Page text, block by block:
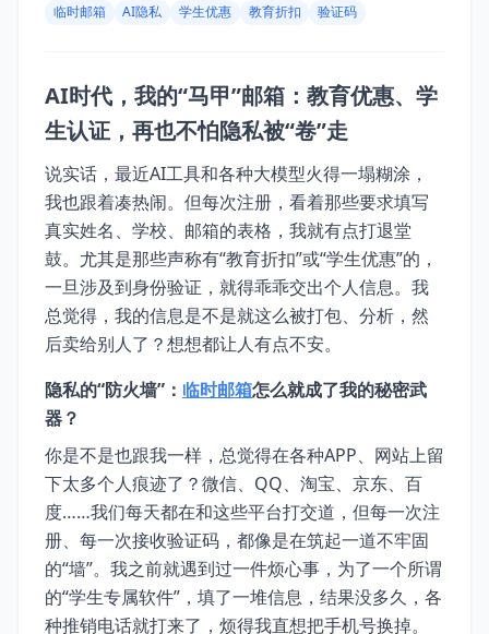
临时邮箱 AI隐私 学生优惠 教育折扣 验证码
AI时代，我的“马甲”邮箱：教育优惠、学
生认证，再也不怕隐私被“卷”走
说实话，最近AI工具和各种大模型火得一塌糊涂，
我也跟着凑热闹。但每次注册，看着那些要求填写
真实姓名、学校、邮箱的表格，我就有点打退堂
鼓。尤其是那些声称有“教育折扣”或“学生优惠”的，
一旦涉及到身份验证，就得乖乖交出个人信息。我
总觉得，我的信息是不是就这么被打包、分析，然
后卖给别人了？想想都让人有点不安。
隐私的“防火墙”： 临时邮箱怎么就成了我的秘密武
器？
你是不是也跟我一样，总觉得在各种APP、网站上留
下太多个人痕迹了？微信、QQ、淘宝、京东、百
度……我们每天都在和这些平台打交道，但每一次注
册、每一次接收验证码，都像是在筑起一道不牢固
的“墙”。我之前就遇到过一件烦心事，为了一个所谓
的“学生专属软件”，填了一堆信息，结果没多久，各
种推销电话就打来了，烦得我直想把手机号换掉。